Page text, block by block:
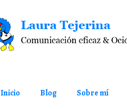
Saltar al contenido
Inicio Blog Sobre mí